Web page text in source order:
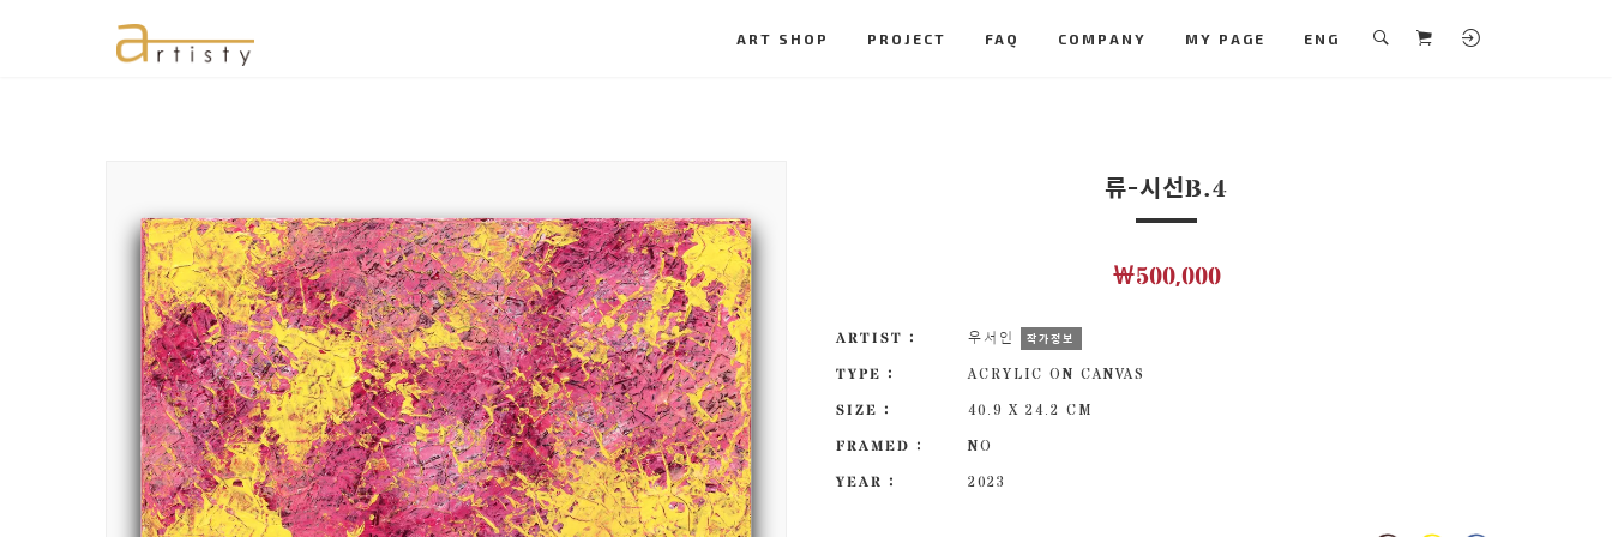
ART SHOP PROJECT FAQ COMPANY MY PAGE ENG
류-시선B.4
￦500,000
ARTIST : 우서인 작가정보
TYPE :
ACRYLIC ON CANVAS
SIZE :
40.9 X 24.2 CM
FRAMED :
NO
YEAR :
2023